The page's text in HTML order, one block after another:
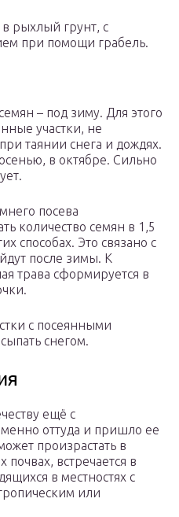
рыхлый грунт, с
при помощи грабель.
– под зиму. Для этого
участки, не
таянии снега и дождях.
в октябре. Сильно
посева
количество семян в 1,5
способах. Это связано с
после зимы. К
трава сформируется в
с посеянными
снегом.
ещё с
оттуда и пришло ее
произрастать в
встречается в
в местностях с
или